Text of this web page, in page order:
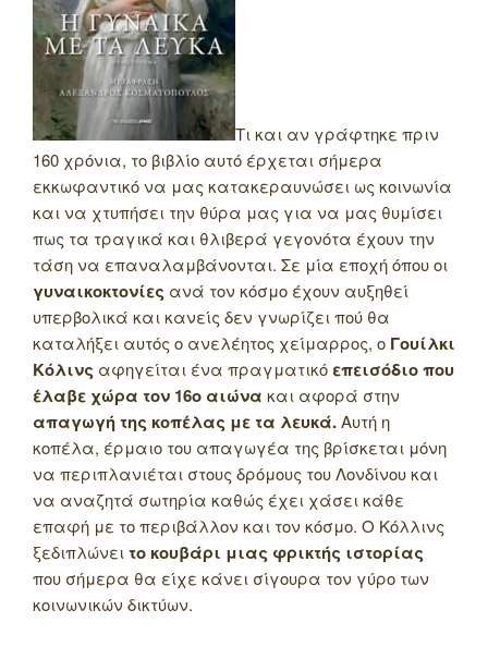
Τι και αν γράφτηκε πριν
160 χρόνια, το βιβλίο αυτό έρχεται σήμερα
εκκωφαντικό να μας κατακεραυνώσει ως κοινωνία
και να χτυπήσει την θύρα μας για να μας θυμίσει
πως τα τραγικά και θλιβερά γεγονότα έχουν την
τάση να επαναλαμβάνονται. Σε μία εποχή όπου οι
γυναικοκτονίες ανά τον κόσμο έχουν αυξηθεί
υπερβολικά και κανείς δεν γνωρίζει πού θα
καταλήξει αυτός ο ανελέητος χείμαρρος, ο Γουίλκι
Κόλινς αφηγείται ένα πραγματικό επεισόδιο που
έλαβε χώρα τον 16ο αιώνα και αφορά στην
απαγωγή της κοπέλας με τα λευκά.Αυτή η
κοπέλα, έρμαιο του απαγωγέα της βρίσκεται μόνη
να περιπλανιέται στους δρόμους του Λονδίνου και
να αναζητά σωτηρία καθώς έχει χάσει κάθε
επαφή με το περιβάλλον και τον κόσμο. Ο Κόλλινς
ξεδιπλώνει το κουβάρι μιας φρικτής ιστορίας
που σήμερα θα είχε κάνει σίγουρα τον γύρο των
κοινωνικών δικτύων.